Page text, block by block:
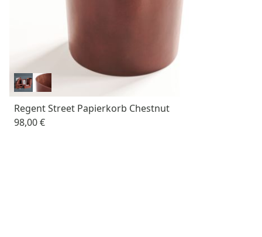
Regent Street Papierkorb Chestnut
98,00 €